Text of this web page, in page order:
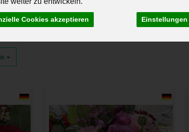
Cookies akzeptieren Einstellungen